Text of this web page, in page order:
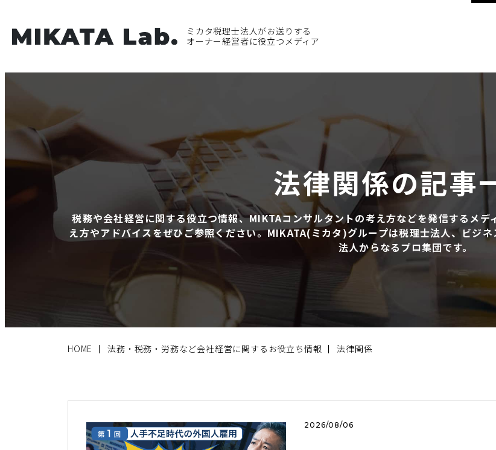
ミカタ税理士法人がお送りする
オーナー経営者に役立つメディア
法律関係の記事
税務や会社経営に関する役立つ情報、MIKTAコンサルタントの考え方などを発信するメ
え方やアドバイスをぜひご参照ください。MIKATA(ミカタ)グループは税理士法人、ビジ
法人からなるプロ集団です。
HOME 法務・税務・労務など会社経営に関するお役立ち情報 法律関係
2026/08/06